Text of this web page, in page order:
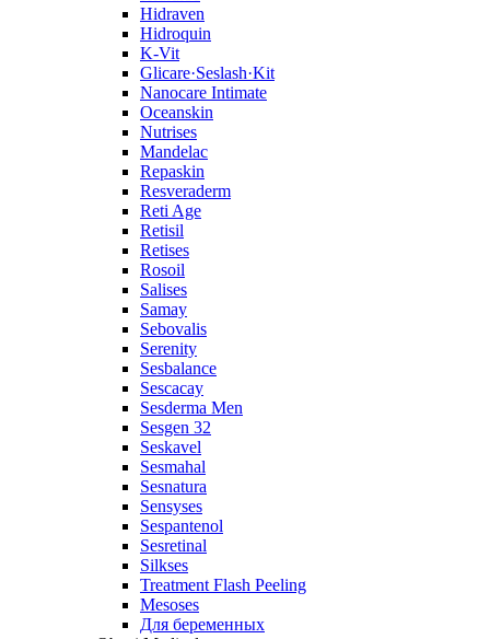
Hidraven
Hidroquin
K-Vit
Glicare·Seslash·Kit
Nanocare Intimate
Oceanskin
Nutrises
Mandelac
Repaskin
Resveraderm
Reti Age
Retisil
Retises
Rosoil
Salises
Samay
Sebovalis
Serenity
Sesbalance
Sescacay
Sesderma Men
Sesgen 32
Seskavel
Sesmahal
Sesnatura
Sensyses
Sespantenol
Sesretinal
Silkses
Treatment Flash Peeling
Mesoses
Для беременных